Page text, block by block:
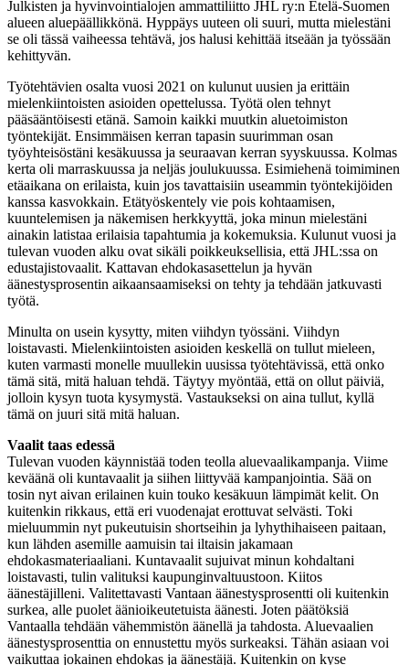
Julkisten ja hyvinvointialojen ammattiliitto JHL ry:n Etelä-Suomen
alueen aluepäällikkönä. Hyppäys uuteen oli suuri, mutta mielestäni
se oli tässä vaiheessa tehtävä, jos halusi kehittää itseään ja työssään
kehittyvän.
Työtehtävien osalta vuosi 2021 on kulunut uusien ja erittäin
mielenkiintoisten asioiden opettelussa. Työtä olen tehnyt
pääsääntöisesti etänä. Samoin kaikki muutkin aluetoimiston
työntekijät. Ensimmäisen kerran tapasin suurimman osan
työyhteisöstäni kesäkuussa ja seuraavan kerran syyskuussa. Kolmas
kerta oli marraskuussa ja neljäs joulukuussa. Esimiehenä toimiminen
etäaikana on erilaista, kuin jos tavattaisiin useammin työntekijöiden
kanssa kasvokkain. Etätyöskentely vie pois kohtaamisen,
kuuntelemisen ja näkemisen herkkyyttä, joka minun mielestäni
ainakin latistaa erilaisia tapahtumia ja kokemuksia. Kulunut vuosi ja
tulevan vuoden alku ovat sikäli poikkeuksellisia, että JHL:ssa on
edustajistovaalit. Kattavan ehdokasasettelun ja hyvän
äänestysprosentin aikaansaamiseksi on tehty ja tehdään jatkuvasti
työtä.
Minulta on usein kysytty, miten viihdyn työssäni. Viihdyn
loistavasti. Mielenkiintoisten asioiden keskellä on tullut mieleen,
kuten varmasti monelle muullekin uusissa työtehtävissä, että onko
tämä sitä, mitä haluan tehdä. Täytyy myöntää, että on ollut päiviä,
jolloin kysyn tuota kysymystä. Vastaukseksi on aina tullut, kyllä
tämä on juuri sitä mitä haluan.
Vaalit taas edessä
Tulevan vuoden käynnistää toden teolla aluevaalikampanja. Viime
keväänä oli kuntavaalit ja siihen liittyvää kampanjointia. Sää on
tosin nyt aivan erilainen kuin touko kesäkuun lämpimät kelit. On
kuitenkin rikkaus, että eri vuodenajat erottuvat selvästi. Toki
mieluummin nyt pukeutuisin shortseihin ja lyhythihaiseen paitaan,
kun lähden asemille aamuisin tai iltaisin jakamaan
ehdokasmateriaaliani. Kuntavaalit sujuivat minun kohdaltani
loistavasti, tulin valituksi kaupunginvaltuustoon. Kiitos
äänestäjilleni. Valitettavasti Vantaan äänestysprosentti oli kuitenkin
surkea, alle puolet äänioikeutetuista äänesti. Joten päätöksiä
Vantaalla tehdään vähemmistön äänellä ja tahdosta. Aluevaalien
äänestysprosenttia on ennustettu myös surkeaksi. Tähän asiaan voi
vaikuttaa jokainen ehdokas ja äänestäjä. Kuitenkin on kyse